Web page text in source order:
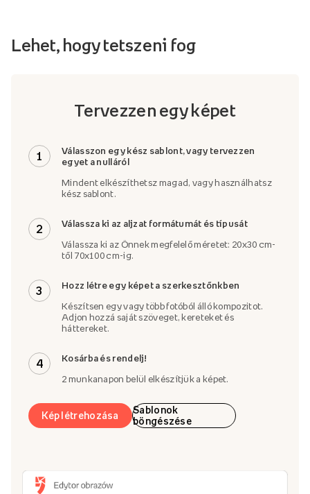
Lehet, hogy tetszeni fog
Tervezzen egy képet
1
Válasszon egy kész sablont, vagy tervezzen
egyet a nulláról
Mindent elkészíthetsz magad, vagy használhatsz
kész sablont.
2 Válassza ki az aljzat formátumát és típusát
Válassza ki az Önnek megfelelő méretet: 20x30 cm-
től 70x100 cm-ig.
3 Hozz létre egy képet a szerkesztőnkben
Készítsen egy vagy több fotóból álló kompozitot.
Adjon hozzá saját szöveget, kereteket és
háttereket.
4 Kosárba és rendelj!
2 munkanapon belül elkészítjük a képet.
Kép létrehozása
Sablonok
böngészése